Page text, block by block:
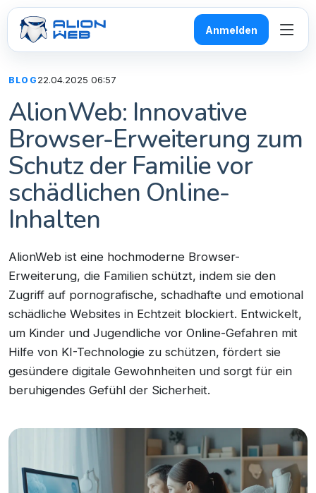
Anmelden
BLOG 22.04.2025 06:57
AlionWeb: Innovative
Browser-Erweiterung zum
Schutz der Familie vor
schädlichen Online-
Inhalten
AlionWeb ist eine hochmoderne Browser-
Erweiterung, die Familien schützt, indem sie den
Zugriff auf pornografische, schadhafte und emotional
schädliche Websites in Echtzeit blockiert. Entwickelt,
um Kinder und Jugendliche vor Online-Gefahren mit
Hilfe von KI-Technologie zu schützen, fördert sie
gesündere digitale Gewohnheiten und sorgt für ein
beruhigendes Gefühl der Sicherheit.